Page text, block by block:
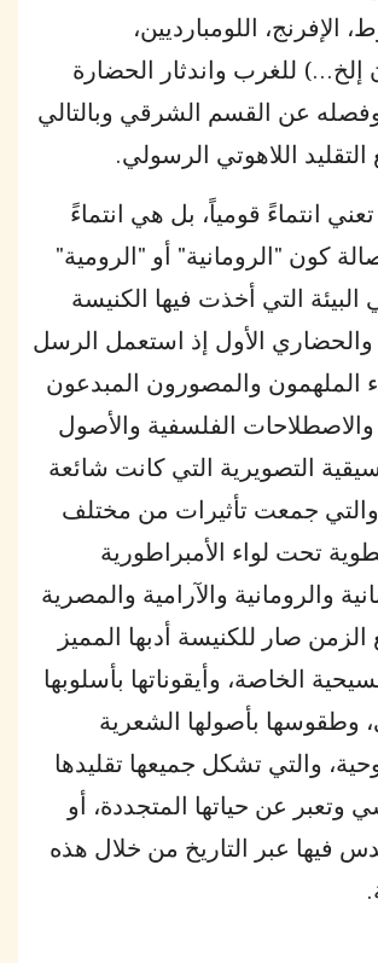
الإفرنج، اللومبارديين،
إلخ...) للغرب واندثار الحضارة
وفصله عن القسم الشرقي وبالتالي
التقليد اللاهوتي الرسولي.
انتماءً قومياً، بل هي انتماءً
كون "الرومانية" أو "الرومية"
التي أخذت فيها الكنيسة
والحضاري الأول إذ استعمل الرسل
الملهمون والمصورون المبدعون
والاصطلاحات الفلسفية والأصول
التصويرية التي كانت شائعة
والتي جمعت تأثيرات من مختلف
تحت لواء الأمبراطورية
والرومانية والآرامية والمصرية
صار للكنيسة أدبها المميز
الخاصة، وأيقوناتها بأسلوبها
وطقوسها بأصولها الشعرية
والتي تشكل جميعها تقليدها
وتعبر عن حياتها المتجددة، أو
فيها عبر التاريخ من خلال هذه